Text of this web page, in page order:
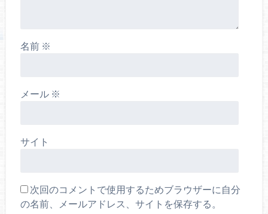
名前 ※
メール ※
サイト
次回のコメントで使用するためブラウザーに自分
の名前、メールアドレス、サイトを保存する。